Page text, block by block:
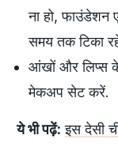
ना हो, फाउंडेशन
समय तक टिका
आंखों और लिप्स
मेकअप सेट करें.
ये भी पढ़ें: इस देसी